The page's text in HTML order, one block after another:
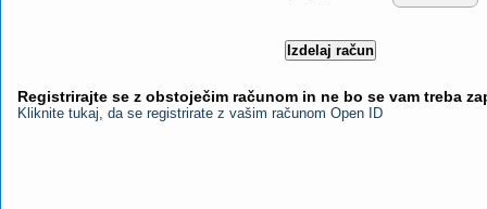
Registrirajte se z obstoječim računom in ne bo se vam treba
Kliknite tukaj, da se registrirate z vašim računom Open ID